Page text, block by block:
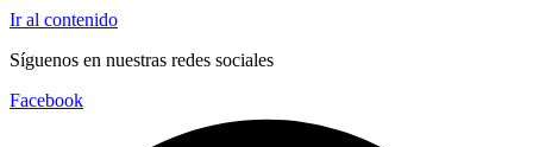
Ir al contenido
Síguenos en nuestras redes sociales
Facebook